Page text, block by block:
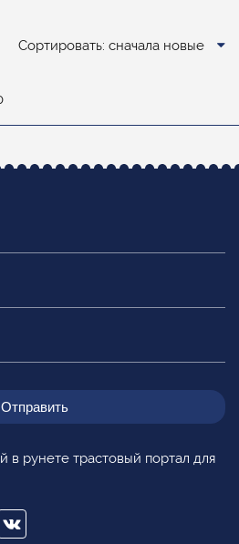
Сортировать: сначала новые
в рунете трастовый портал для